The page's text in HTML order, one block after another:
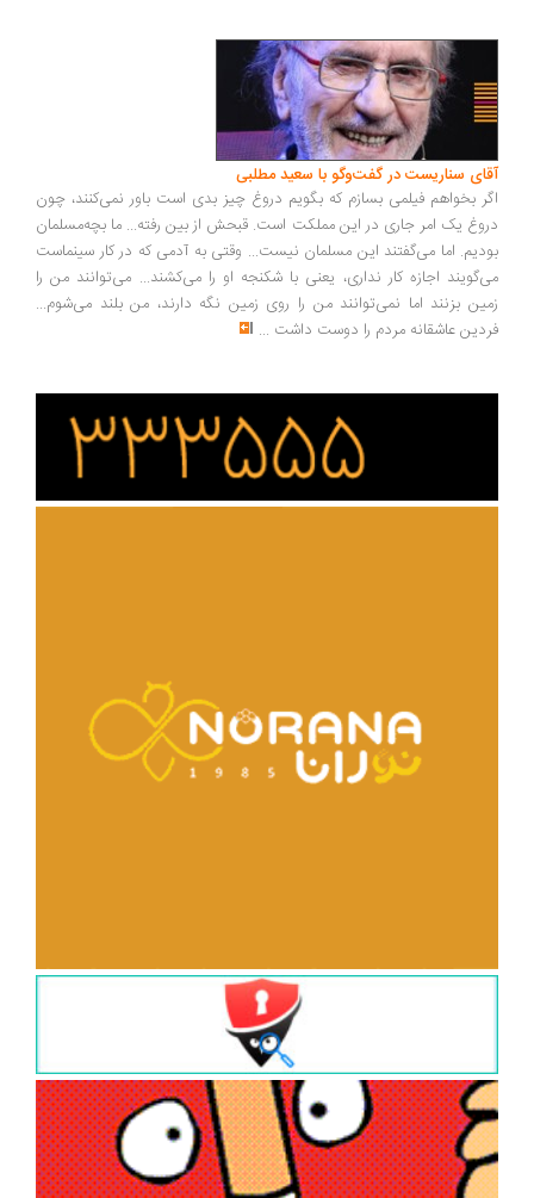
آقای سناریست در گفت‌وگو با سعید مطلبی
اگر بخواهم فیلمی بسازم که بگویم دروغ چیز بدی است باور نمی‌کنند، چون
دروغ یک امر جاری در این مملکت است. قبحش از بین رفته... ما بچه‌مسلمان
بودیم. اما می‌گفتند این مسلمان نیست... وقتی به آدمی که در کار سینماست
می‌گویند اجازه کار نداری، یعنی با شکنجه او را می‌کشند... می‌توانند من را
زمین بزنند اما نمی‌توانند من را روی زمین نگه دارند، من بلند می‌شوم...
فردین عاشقانه مردم را دوست داشت ...